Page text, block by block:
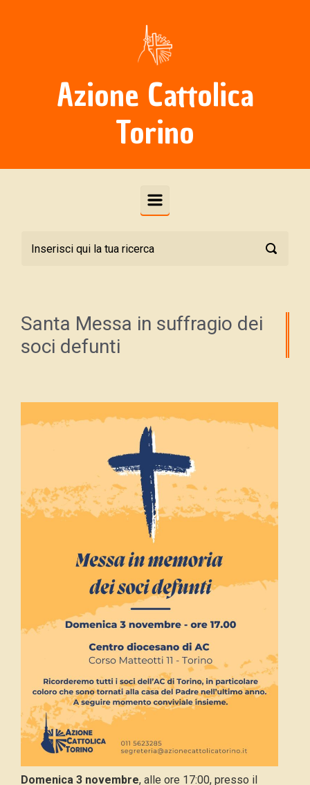
Azione Cattolica
Torino
Santa Messa in suffragio dei
soci defunti
Domenica 3 novembre, alle ore 17:00, presso il